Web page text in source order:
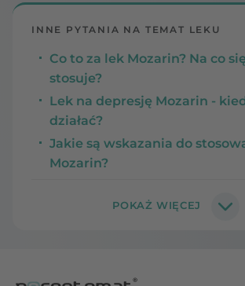
INNE PYTANIA NA TEMAT LEKU
Co to za lek Mozarin? Na co
stosuje?
Lek na depresję Mozarin -
działać?
Jakie są wskazania do
Mozarin?